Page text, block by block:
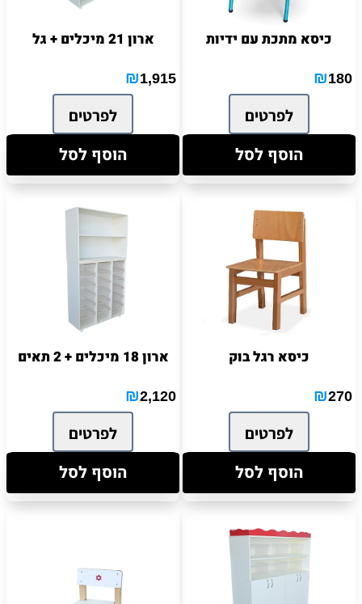
כיסא מתכת עם ידיות
₪180
לפרטים
הוסף לסל
ארון 21 מיכלים + גל
₪1,915
לפרטים
הוסף לסל
כיסא רגל בוק
₪270
לפרטים
הוסף לסל
ארון 18 מיכלים + 2 תאים
₪2,120
לפרטים
הוסף לסל